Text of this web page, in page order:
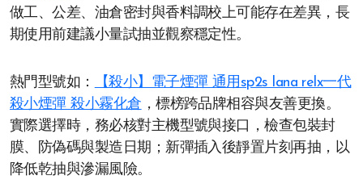
做工、公差、油倉密封與香料調校上可能存在差異，長
期使用前建議小量試抽並觀察穩定性。
熱門型號如：
【殺小】電子煙彈 通用sp2s lana relx一代
殺小煙彈 殺小霧化倉 ，標榜跨品牌相容與友善更換。
實際選擇時，務必核對主機型號與接口，檢查包裝封
膜、防偽碼與製造日期；新彈插入後靜置片刻再抽，以
降低乾抽與滲漏風險。